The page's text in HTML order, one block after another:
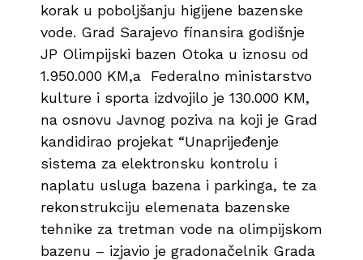
korak u poboljšanju higijene bazenske
vode. Grad Sarajevo finansira godišnje
JP Olimpijski bazen Otoka u iznosu od
1.950.000 KM,a Federalno ministarstvo
kulture i sporta izdvojilo je 130.000 KM,
na osnovu Javnog poziva na koji je Grad
kandidirao projekat “Unaprijeđenje
sistema za elektronsku kontrolu i
naplatu usluga bazena i parkinga, te za
rekonstrukciju elemenata bazenske
tehnike za tretman vode na olimpijskom
bazenu – izjavio je gradonačelnik Grada